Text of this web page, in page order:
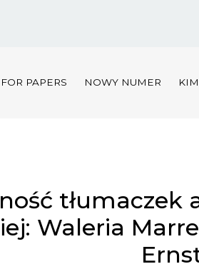
PAPERS NOWY NUMER
Waleria